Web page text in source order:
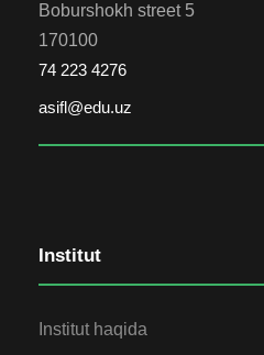
Boburshokh street 5
170100
74 223 4276
asifl@edu.uz
Institut
Institut haqida